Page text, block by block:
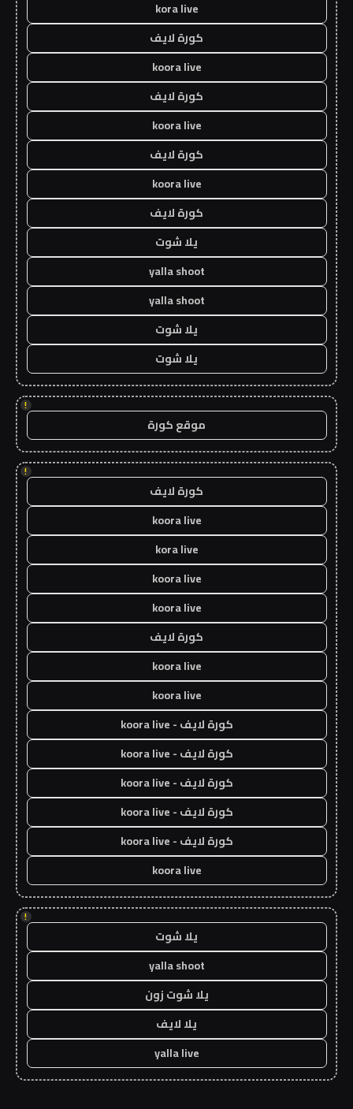
kora live
كورة لايف
koora live
كورة لايف
koora live
كورة لايف
koora live
كورة لايف
يلا شوت
yalla shoot
yalla shoot
يلا شوت
يلا شوت
!
موقع كورة
!
كورة لايف
koora live
kora live
koora live
koora live
كورة لايف
koora live
koora live
كورة لايف - koora live
كورة لايف - koora live
كورة لايف - koora live
كورة لايف - koora live
كورة لايف - koora live
koora live
!
يلا شوت
yalla shoot
يلا شوت زون
يلا لايف
yalla live